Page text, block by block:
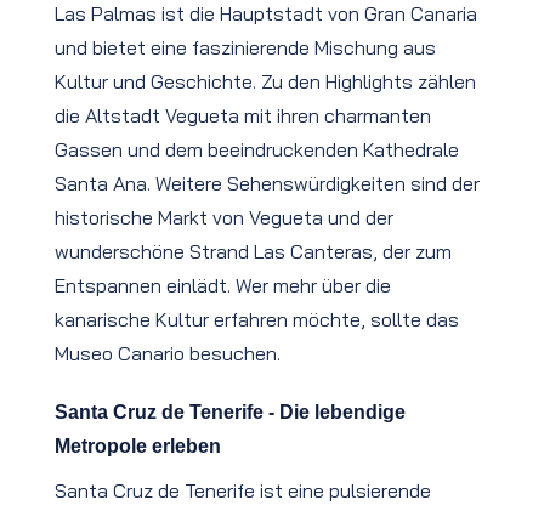
Las Palmas ist die Hauptstadt von Gran Canaria
und bietet eine faszinierende Mischung aus
Kultur und Geschichte. Zu den Highlights zählen
die Altstadt Vegueta mit ihren charmanten
Gassen und dem beeindruckenden Kathedrale
Santa Ana. Weitere Sehenswürdigkeiten sind der
historische Markt von Vegueta und der
wunderschöne Strand Las Canteras, der zum
Entspannen einlädt. Wer mehr über die
kanarische Kultur erfahren möchte, sollte das
Museo Canario besuchen.
Santa Cruz de Tenerife - Die lebendige
Metropole erleben
Santa Cruz de Tenerife ist eine pulsierende